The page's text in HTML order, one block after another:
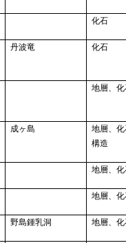
化石
丹波竜 化石
地層、
成ヶ島
地層、
構造
地層、
地層、
野島鍾乳洞 地層、